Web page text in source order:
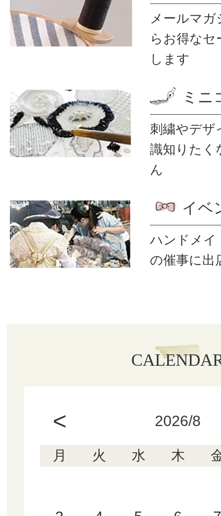
メールマ
ら お得なセ
します
ミニ
刺繍やデザ
識知りたく
ん
イベ
ハンドメイ
の催事に出
< 2026/8
月 火 水 木